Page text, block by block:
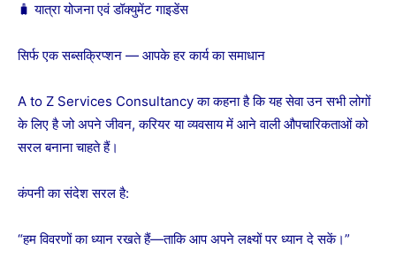
🧳 यात्रा योजना एवं डॉक्युमेंट गाइडेंस
सिर्फ एक सब्सक्रिप्शन — आपके हर कार्य का समाधान
A to Z Services Consultancy का कहना है कि यह सेवा उन सभी लोगों
के लिए है जो अपने जीवन, करियर या व्यवसाय में आने वाली औपचारिकताओं को
सरल बनाना चाहते हैं।
कंपनी का संदेश सरल है:
“हम विवरणों का ध्यान रखते हैं—ताकि आप अपने लक्ष्यों पर ध्यान दे सकें।”